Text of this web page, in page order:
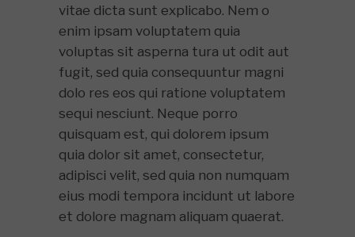
vitae dicta sunt explicabo. Nem o
enim ipsam voluptatem quia
voluptas sit asperna tura ut odit aut
fugit, sed quia consequuntur magni
dolo res eos qui ratione voluptatem
sequi nesciunt. Neque porro
quisquam est, qui dolorem ipsum
quia dolor sit amet, consectetur,
adipisci velit, sed quia non numquam
eius modi tempora incidunt ut labore
et dolore magnam aliquam quaerat.